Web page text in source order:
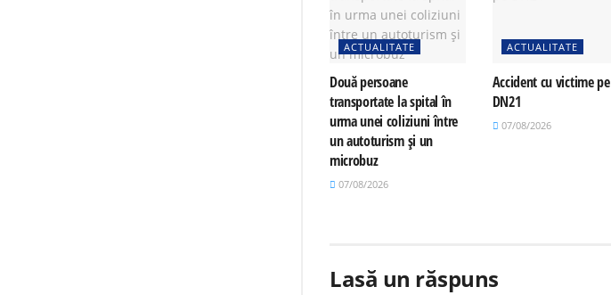
ACTUALITATE
Două persoane
transportate la spital în
urma unei coliziuni între
un autoturism și un
microbuz
07/08/2026
ACTUALITATE
Accident cu victime pe
DN21
07/08/2026
Lasă un răspuns